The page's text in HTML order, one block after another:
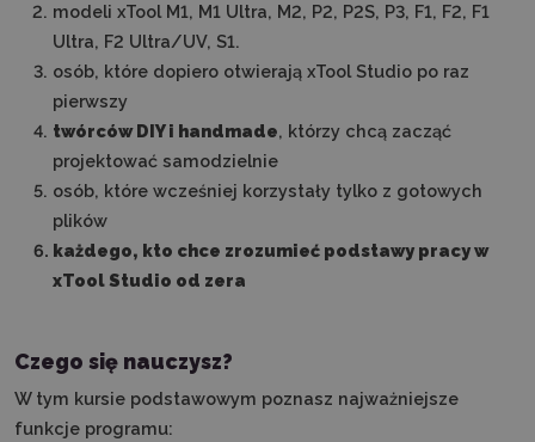
modeli xTool M1, M1 Ultra, M2, P2, P2S, P3, F1, F2, F1
Ultra, F2 Ultra/UV, S1.
osób, które dopiero otwierają xTool Studio po raz
pierwszy
twórców DIY i handmade, którzy chcą zacząć
projektować samodzielnie
osób, które wcześniej korzystały tylko z gotowych
plików
każdego, kto chce zrozumieć podstawy pracy w
xTool Studio od zera
Czego się nauczysz?
W tym kursie podstawowym poznasz najważniejsze
funkcje programu: